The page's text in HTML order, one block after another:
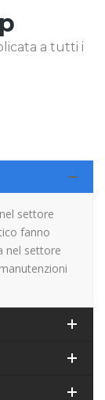
a tutti i
settore
fanno
nel settore